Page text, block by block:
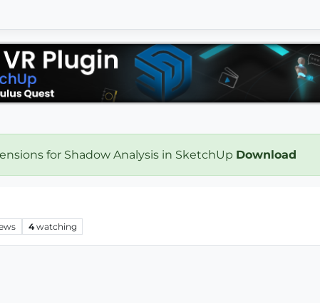
for Shadow Analysis in SketchUp Download
4 watching